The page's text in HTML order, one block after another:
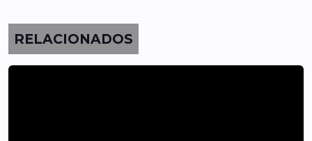
RELACIONADOS